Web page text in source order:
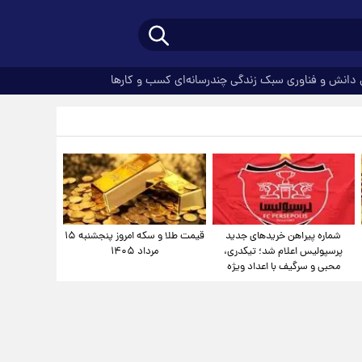
دانش و فناوری سبک زندگیچندرسانه‌ای کسب و کارها
شماره پیراهن خریدهای جدید
پرسپولیس اعلام شد؛ تیکدری،
محبی و سرگیف با اعداد ویژه
قیمت طلا و سکه امروز پنجشنبه ۱۵
مرداد ۱۴۰۵